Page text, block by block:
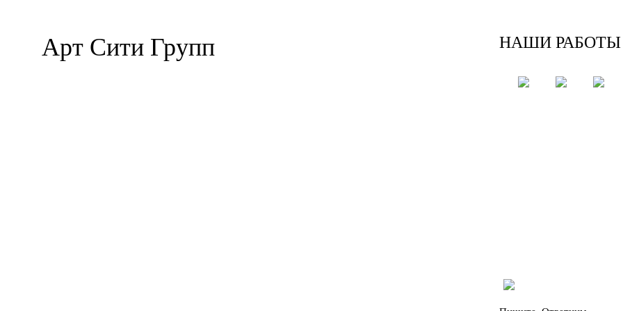
Арт Сити Групп НАШИ РАБОТЫ